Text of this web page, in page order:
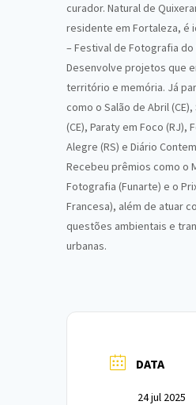
curador. Natural de
residente em Fortaleza, é
– Festival de Fotografia do
Desenvolve projetos que
território e memória. Já
como o Salão de Abril
(CE), Paraty em Foco (RJ),
Alegre (RS) e Diário
Recebeu prêmios como o
Fotografia (Funarte) e o
Francesa), além de atuar
questões ambientais e
urbanas.
DATA
24 jul 2025